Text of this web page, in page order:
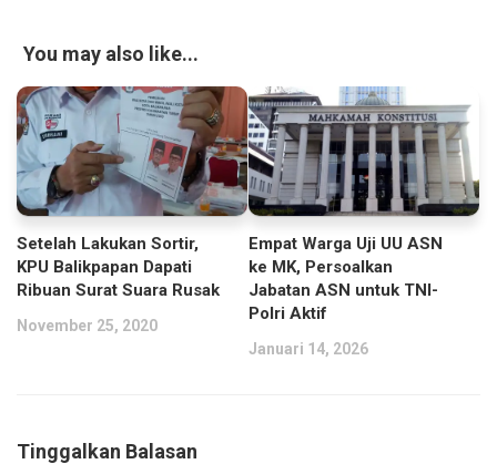
You may also like...
Setelah Lakukan Sortir,
KPU Balikpapan Dapati
Ribuan Surat Suara Rusak
November 25, 2020
Empat Warga Uji UU ASN
ke MK, Persoalkan
Jabatan ASN untuk TNI-
Polri Aktif
Januari 14, 2026
Tinggalkan Balasan